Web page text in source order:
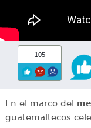
105
En el marco del
guatemaltecos